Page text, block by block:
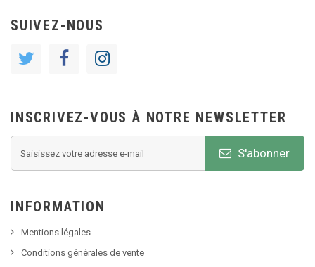
SUIVEZ-NOUS
INSCRIVEZ-VOUS À NOTRE NEWSLETTER
S'abonner
INFORMATION
Mentions légales
Conditions générales de vente